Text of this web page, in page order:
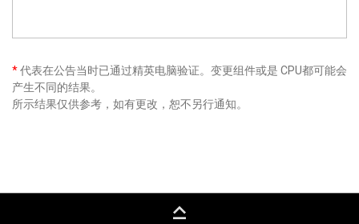
*代表在公告当时已通过精英电脑验证。变更组件或是 CPU都可能会
产生不同的结果。
所示结果仅供参考，如有更改，恕不另行通知。
keyboard_capslock